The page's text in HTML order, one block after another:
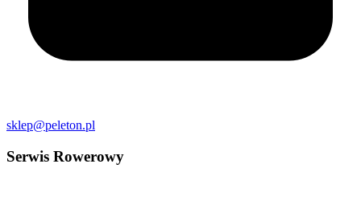
sklep@peleton.pl
Serwis Rowerowy